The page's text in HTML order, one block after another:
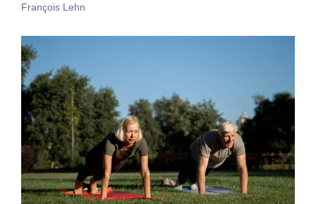
François Lehn